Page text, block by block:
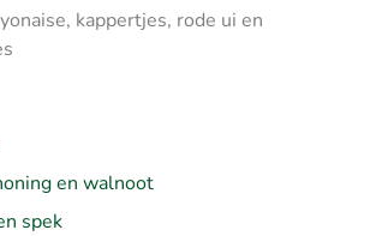
kappertjes, rode ui en
en walnoot
spek